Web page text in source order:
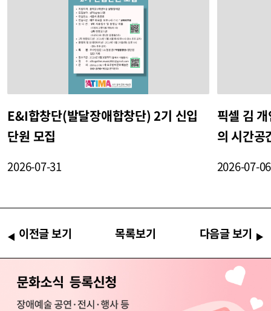
E&I합창단(발달장애합창단) 2기 신입
단원 모집
2026-07-31
픽셀 김
의 시간공
2026-07-06
이전글 보기 목록보기 다음글 보기